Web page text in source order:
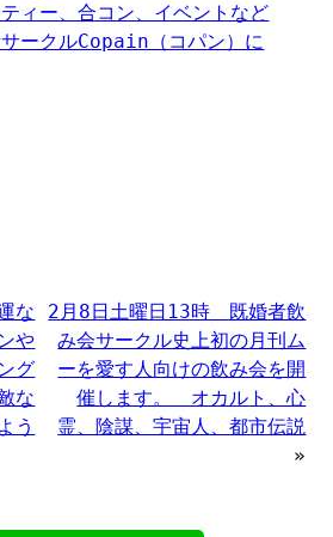
ィー、合コン、イベントなど
ークルCopain（コパン）に
な
や
グ
な
う
2月8日土曜日13時 既婚者飲
み会サークル史上初の月刊ム
ーを愛す人向けの飲み会を開
催します。 オカルト、心
霊、陰謀、宇宙人、都市伝説
»